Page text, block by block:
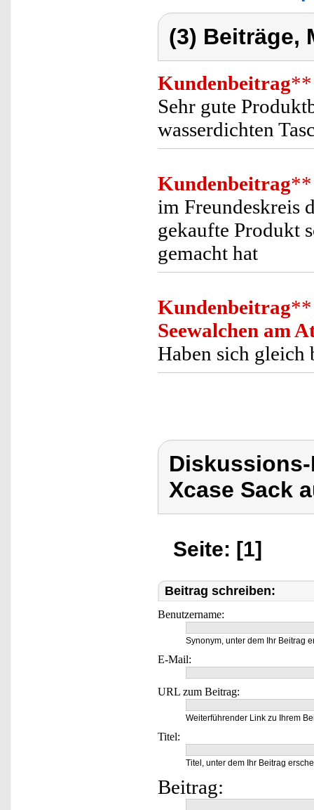
(3) Beiträge,
Kundenbeitrag**
Sehr gute
wasserdichten
Kundenbeitrag**
im Freundeskreis
gekaufte Produkt
gemacht hat
Kundenbeitrag**
Seewalchen am
Haben sich gleich
Xcase Sack
Seite: [1]
Beitrag schreiben:
Benutzername:
Synonym, unter dem Ihr Beitrag
E-Mail:
URL zum Beitrag:
Weiterführender Link zu Ihrem
Titel:
Titel, unter dem Ihr Beitrag
Beitrag: